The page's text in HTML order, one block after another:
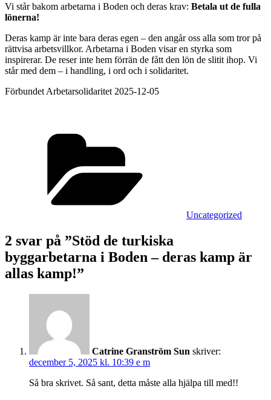
Vi står bakom arbetarna i Boden och deras krav: Betala ut de fulla
lönerna!
Deras kamp är inte bara deras egen – den angår oss alla som tror på
rättvisa arbetsvillkor. Arbetarna i Boden visar en styrka som
inspirerar. De reser inte hem förrän de fått den lön de slitit ihop. Vi
står med dem – i handling, i ord och i solidaritet.
Förbundet Arbetarsolidaritet 2025-12-05
Uncategorized
2 svar på ”Stöd de turkiska
byggarbetarna i Boden – deras kamp är
allas kamp!”
Catrine Granström Sun skriver:
december 5, 2025 kl. 10:39 e m
Så bra skrivet. Så sant, detta måste alla hjälpa till med!!